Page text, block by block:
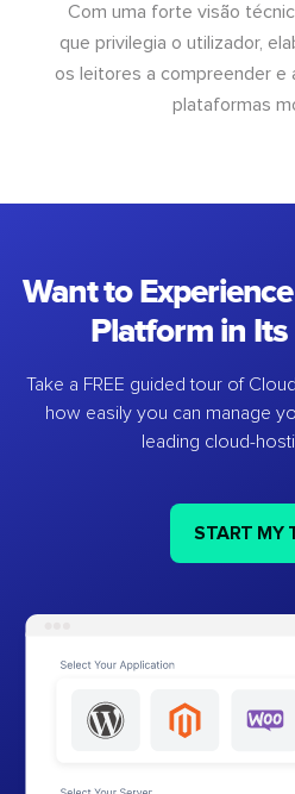
Com uma forte visão
que privilegia o utilizador,
os leitores a compreender e
plataformas
Want to
Platform in Its
Take a FREE guided tour of
how easily you can manage
leading cloud-
START MY